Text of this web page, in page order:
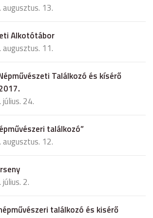
13.
Alkotótábor
11.
Találkozó és kísérő
24.
találkozó”
12.
2.
találkozó és kisérő